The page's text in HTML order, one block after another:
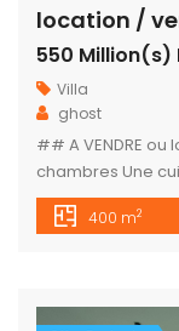
location /
550 Million(s)
Villa
ghost
## A VENDRE ou
chambres Une
Salon 1Piscine +
millions400 m2